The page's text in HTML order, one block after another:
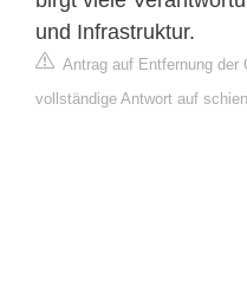
und Infrastruktur.
Antrag auf Entfernung der
vollständige Antwort auf